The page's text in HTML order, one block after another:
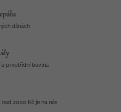
dílnách
a prvotřídní bavlna
2000 Kč je na nás